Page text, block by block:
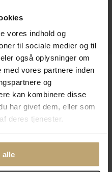
vores indhold og
til sociale medier og til
også oplysninger om
vores partnere inden
og
kan kombinere disse
har givet dem, eller som
deres tjenester.
alle